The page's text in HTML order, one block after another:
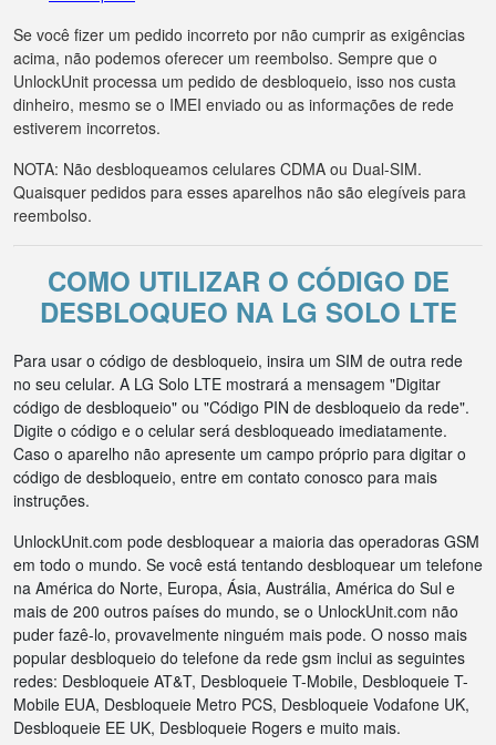
Se você fizer um pedido incorreto por não cumprir as exigências
acima, não podemos oferecer um reembolso. Sempre que o
UnlockUnit processa um pedido de desbloqueio, isso nos custa
dinheiro, mesmo se o IMEI enviado ou as informações de rede
estiverem incorretos.
NOTA: Não desbloqueamos celulares CDMA ou Dual-SIM.
Quaisquer pedidos para esses aparelhos não são elegíveis para
reembolso.
COMO UTILIZAR O CÓDIGO DE
DESBLOQUEO NA LG SOLO LTE
Para usar o código de desbloqueio, insira um SIM de outra rede
no seu celular. A LG Solo LTE mostrará a mensagem "Digitar
código de desbloqueio" ou "Código PIN de desbloqueio da rede".
Digite o código e o celular será desbloqueado imediatamente.
Caso o aparelho não apresente um campo próprio para digitar o
código de desbloqueio, entre em contato conosco para mais
instruções.
UnlockUnit.com pode desbloquear a maioria das operadoras GSM
em todo o mundo. Se você está tentando desbloquear um telefone
na América do Norte, Europa, Ásia, Austrália, América do Sul e
mais de 200 outros países do mundo, se o UnlockUnit.com não
puder fazê-lo, provavelmente ninguém mais pode. O nosso mais
popular desbloqueio do telefone da rede gsm inclui as seguintes
redes: Desbloqueie AT&T, Desbloqueie T-Mobile, Desbloqueie T-
Mobile EUA, Desbloqueie Metro PCS, Desbloqueie Vodafone UK,
Desbloqueie EE UK, Desbloqueie Rogers e muito mais.